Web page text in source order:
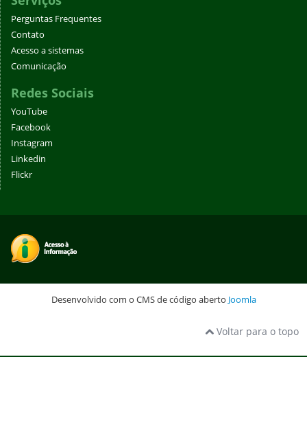
Perguntas Frequentes
Contato
Acesso a sistemas
Comunicação
Redes Sociais
YouTube
Facebook
Instagram
Linkedin
Flickr
Desenvolvido com o CMS de código aberto Joomla
Voltar para o topo